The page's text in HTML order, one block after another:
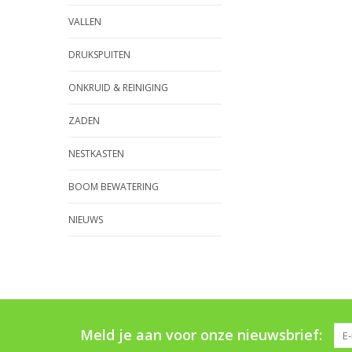
VALLEN
DRUKSPUITEN
ONKRUID & REINIGING
ZADEN
NESTKASTEN
BOOM BEWATERING
NIEUWS
Meld je aan voor onze nieuwsbrief: